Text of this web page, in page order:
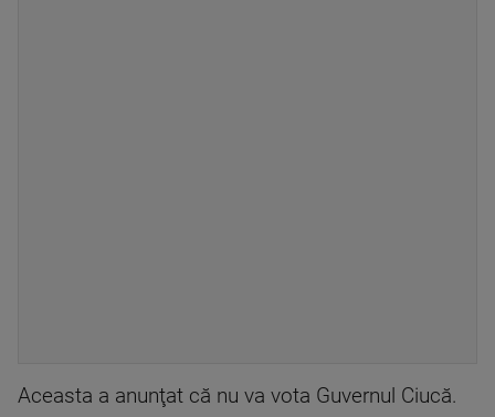
Aceasta a anunţat că nu va vota Guvernul Ciucă.